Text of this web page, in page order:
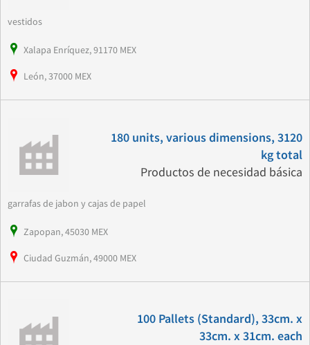
vestidos
Xalapa Enríquez, 91170 MEX
León, 37000 MEX
180 units, various dimensions, 3120
kg total
Productos de necesidad básica
garrafas de jabon y cajas de papel
Zapopan, 45030 MEX
Ciudad Guzmán, 49000 MEX
100 Pallets (Standard), 33cm. x
33cm. x 31cm. each